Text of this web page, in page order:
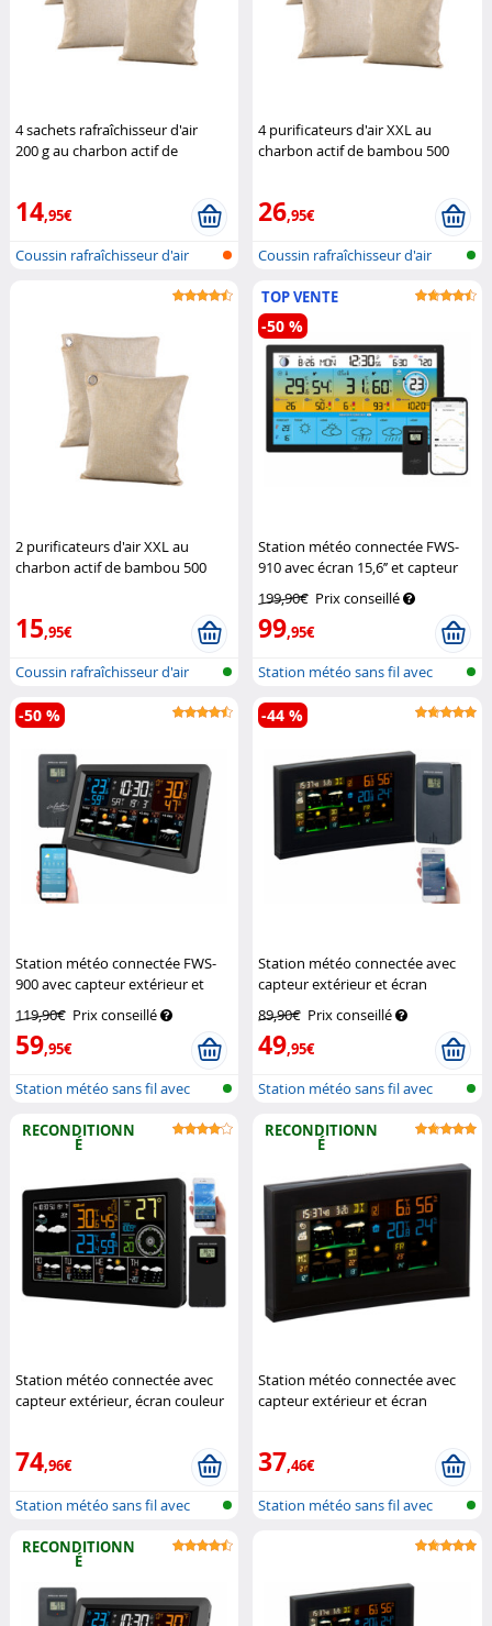
4 sachets rafraîchisseur d'air
200 g au charbon actif de
14,95€
Coussin rafraîchisseur d'air
4 purificateurs d'air XXL au
charbon actif de bambou 500
26,95€
Coussin rafraîchisseur d'air
2 purificateurs d'air XXL au
charbon actif de bambou 500
15,95€
Coussin rafraîchisseur d'air
avec c...
TOP VENTE
Station météo connectée FWS-
910 avec écran 15,6’’ et capteur
199,90€ Prix conseillé
99,95€
-50 %
Station météo sans fil avec
sonde e...
Station météo connectée FWS-
900 avec capteur extérieur et
Infactory
119,90€ Prix conseillé
59,95€
-50 %
Station météo sans fil avec
Station météo connectée avec
capteur extérieur et écran
Infactory
89,90€ Prix conseillé
49,95€
-44 %
Station météo sans fil avec
RECONDITIONN
É
Station météo connectée avec
capteur extérieur, écran couleur
74,96€
Station météo sans fil avec
RECONDITIONN
É
Station météo connectée avec
capteur extérieur et écran
37,46€
Station météo sans fil avec
RECONDITIONN
É